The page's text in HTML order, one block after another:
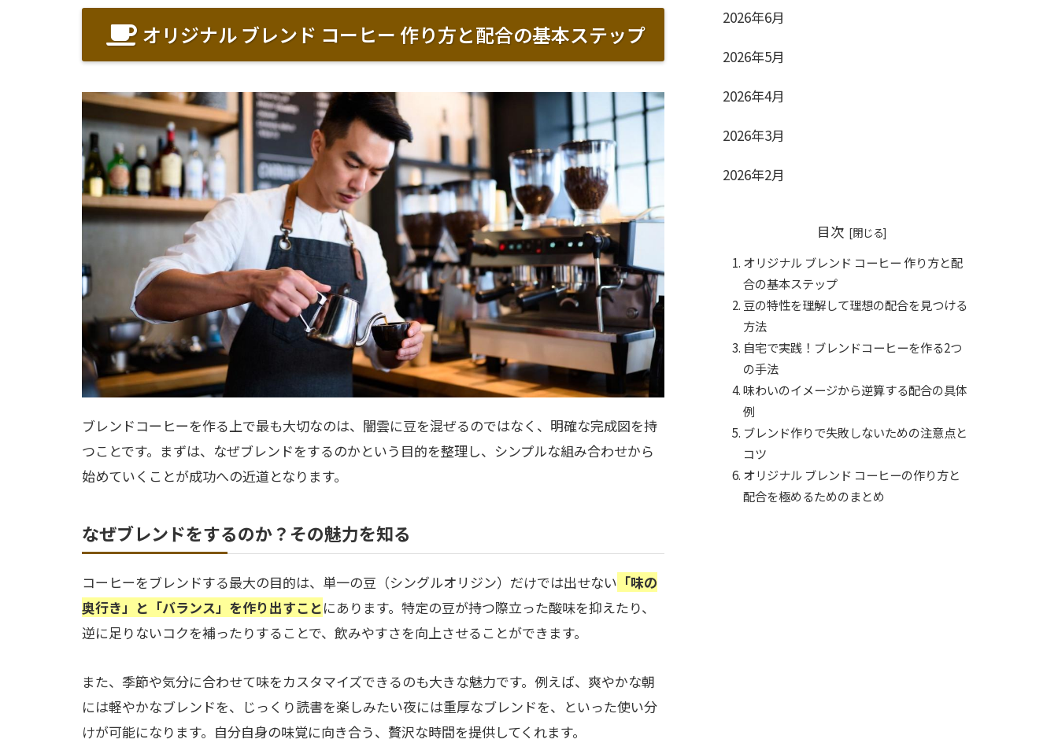
オリジナル ブレンド コーヒー 作り方と配合の基本ステップ
ブレンドコーヒーを作る上で最も大切なのは、闇雲に豆を混ぜるのではなく、明確な完成図を持
つことです。まずは、なぜブレンドをするのかという目的を整理し、シンプルな組み合わせから
始めていくことが成功への近道となります。
なぜブレンドをするのか？その魅力を知る
コーヒーをブレンドする最大の目的は、単一の豆（シングルオリジン）だけでは出せない 「味の
奥行き」と「バランス」を作り出すことにあります。特定の豆が持つ際立った酸味を抑えたり、
逆に足りないコクを補ったりすることで、飲みやすさを向上させることができます。
また、季節や気分に合わせて味をカスタマイズできるのも大きな魅力です。例えば、爽やかな朝
には軽やかなブレンドを、じっくり読書を楽しみたい夜には重厚なブレンドを、といった使い分
けが可能になります。自分自身の味覚に向き合う、贅沢な時間を提供してくれます。
2026年6月
2026年5月
2026年4月
2026年3月
2026年2月
目次
オリジナル ブレンド コーヒー 作り方と配
合の基本ステップ
豆の特性を理解して理想の配合を見つける
方法
自宅で実践！ブレンドコーヒーを作る2つ
の手法
味わいのイメージから逆算する配合の具体
例
ブレンド作りで失敗しないための注意点と
コツ
オリジナル ブレンド コーヒーの作り方と
配合を極めるためのまとめ